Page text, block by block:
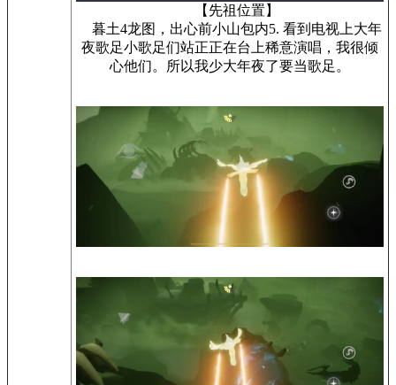
【先祖位置】
暮土4龙图，出心前小山包内5. 看到电视上大年
夜歌足小歌足们站正正在台上稀意演唱，我很倾
心他们。所以我少大年夜了要当歌足。